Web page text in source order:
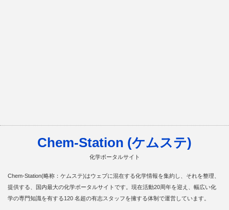
Chem-Station (ケムステ)
化学ポータルサイト
Chem-Station(略称：ケムステ)はウェブに混在する化学情報を集約し、それを整理、
提供する、国内最大の化学ポータルサイトです。現在活動20周年を迎え、幅広い化
学の専門知識を有する120 名超の有志スタッフを擁する体制で運営しています。